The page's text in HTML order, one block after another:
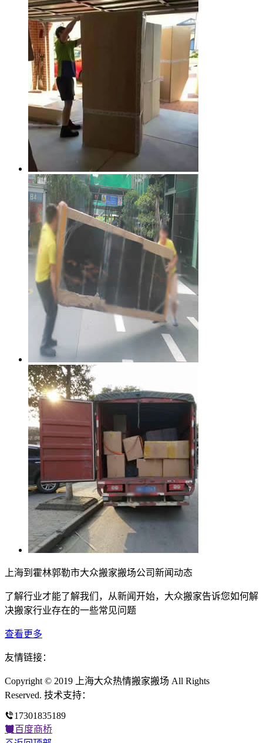
上海到霍林郭勒市大众搬家搬场公司新闻动态
了解行业才能了解我们，从新闻开始，大众搬家告诉您如何解
决搬家行业存在的一些常见问题
查看更多
友情链接：
Copyright © 2019 上海大众热情搬家搬场 All Rights
Reserved. 技术支持：
17301835189
百度商桥